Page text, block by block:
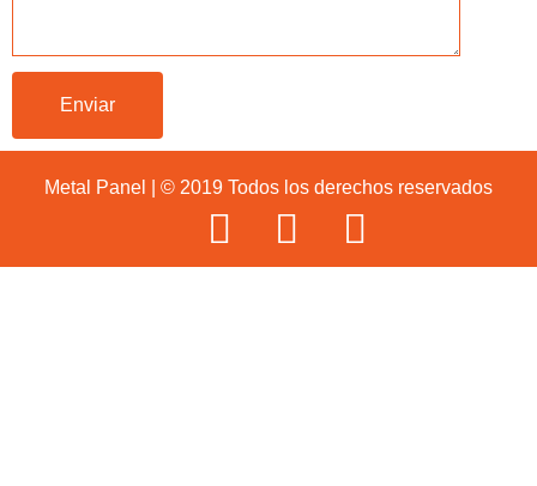
Metal Panel | © 2019 Todos los derechos reservados